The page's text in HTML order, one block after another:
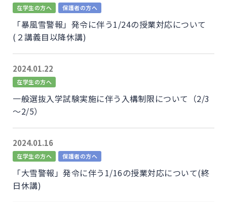
在学生の方へ 保護者の方へ
「暴風雪警報」発令に伴う1/24の授業対応について
(２講義目以降休講)
2024.01.22
在学生の方へ
一般選抜入学試験実施に伴う入構制限について（2/3
～2/5）
2024.01.16
在学生の方へ 保護者の方へ
「大雪警報」発令に伴う1/16の授業対応について(終
日休講)